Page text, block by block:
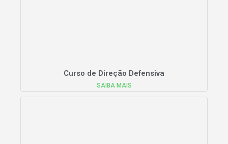
Curso de Direção Defensiva
SAIBA MAIS